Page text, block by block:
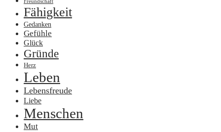
Fähigkeit
Gedanken
Gefühle
Glück
Gründe
Herz
Leben
Lebensfreude
Liebe
Menschen
Mut